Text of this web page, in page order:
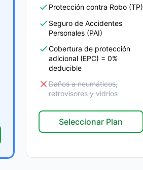
Protección contra Robo (TP)
Seguro de Accidentes
Personales (PAI)
Cobertura de protección
adicional (EPC) = 0%
deducible
Daños a neumáticos,
retrovisores y vidrios
Seleccionar Plan